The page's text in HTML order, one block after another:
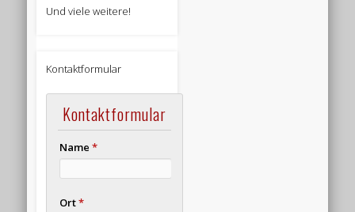
Und viele weitere!
Kontaktformular
Kontaktformular
Name *
Ort*